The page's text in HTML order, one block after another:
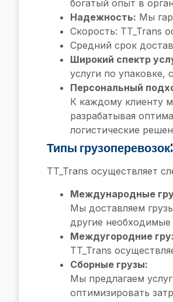
богатый опыт в
Надежность: Мы
Скорость: TT_Trans
Средний срок
Широкий спектр
услуги по
Персональный
К каждому клиенту
разрабатывая
логистические
Типы грузоперевозок:
TT_Trans осуществляет
Международные
Мы доставляем
другие
Междугородние
TT_Trans
Сборные грузы:
Мы предлагаем
оптимизировать